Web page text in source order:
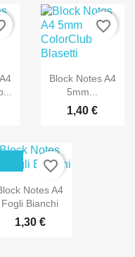
Block Notes A4
5mm...
1,40 €
favorite_border
Notes A4
Fogli Bianchi
1,30 €
favorite_border